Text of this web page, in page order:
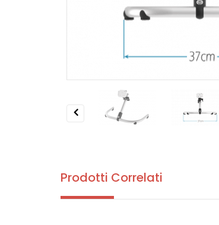
Prodotti Correlati